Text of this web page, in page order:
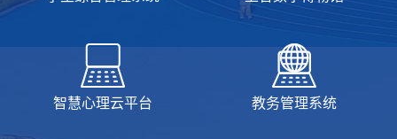
智慧心理云平台 教务管理系统